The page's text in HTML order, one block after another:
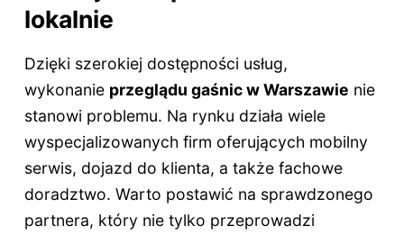
lokalnie
Dzięki szerokiej dostępności usług,
wykonanie przeglądu gaśnic w Warszawie nie
stanowi problemu. Na rynku działa wiele
wyspecjalizowanych firm oferujących mobilny
serwis, dojazd do klienta, a także fachowe
doradztwo. Warto postawić na sprawdzonego
partnera, który nie tylko przeprowadzi